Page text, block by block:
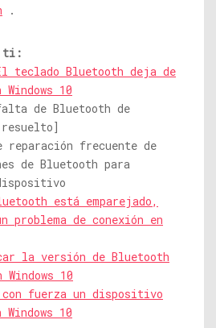
.
ti:
teclado Bluetooth deja de
10
de Bluetooth de
reparación frecuente de
de Bluetooth para
está emparejado,
problema de conexión en
la versión de Bluetooth
Windows 10
con fuerza un dispositivo
10